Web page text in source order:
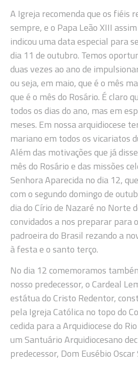
A Igreja recomenda que os fiéis
sempre, e o Papa Leão XIII
indicou uma data especial para
dia 11 de outubro. Temos
duas vezes ao ano de
ou seja, em maio, que é o mês
que é o mês do Rosário. É claro
todos os dias do ano, mas em
meses. Em nossa arquidiocese
mariano em todos os vicariatos
Além das motivações que já
mês do Rosário e das missões
Senhora Aparecida no dia 12,
com o segundo domingo de
dia do Círio de Nazaré no Norte
convidados a nos preparar para
padroeira do Brasil rezando a
à festa e o santo terço.
No dia 12 comemoramos
nosso predecessor, o Cardeal
estátua do Cristo Redentor,
pela Igreja Católica no topo do
cedida para a Arquidiocese do
um Santuário Arquidiocesano
predecessor, Dom Eusébio Oscar